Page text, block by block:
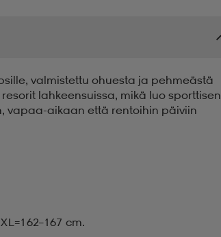
valmistettu ohuesta ja pehmeästä
lahkeensuissa, mikä luo sporttisen
vapaa-aikaan että rentoihin päiviin
cm.